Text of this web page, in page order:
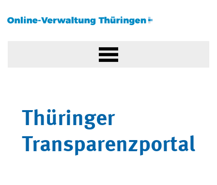
Thüringer
Transparenzportal